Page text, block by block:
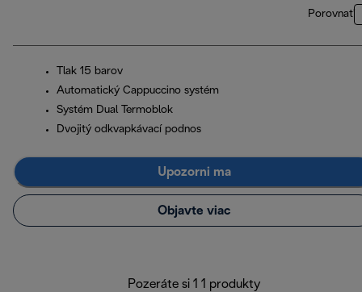
Porovnať
Tlak 15 barov
Automatický Cappuccino systém
Systém Dual Termoblok
Dvojitý odkvapkávací podnos
Upozorni ma
Objavte viac
Pozeráte si 1 1 produkty